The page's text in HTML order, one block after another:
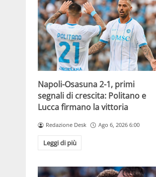
Napoli-Osasuna 2-1, primi
segnali di crescita: Politano e
Lucca firmano la vittoria
Redazione Desk Ago 6, 2026 6:00
Leggi di più